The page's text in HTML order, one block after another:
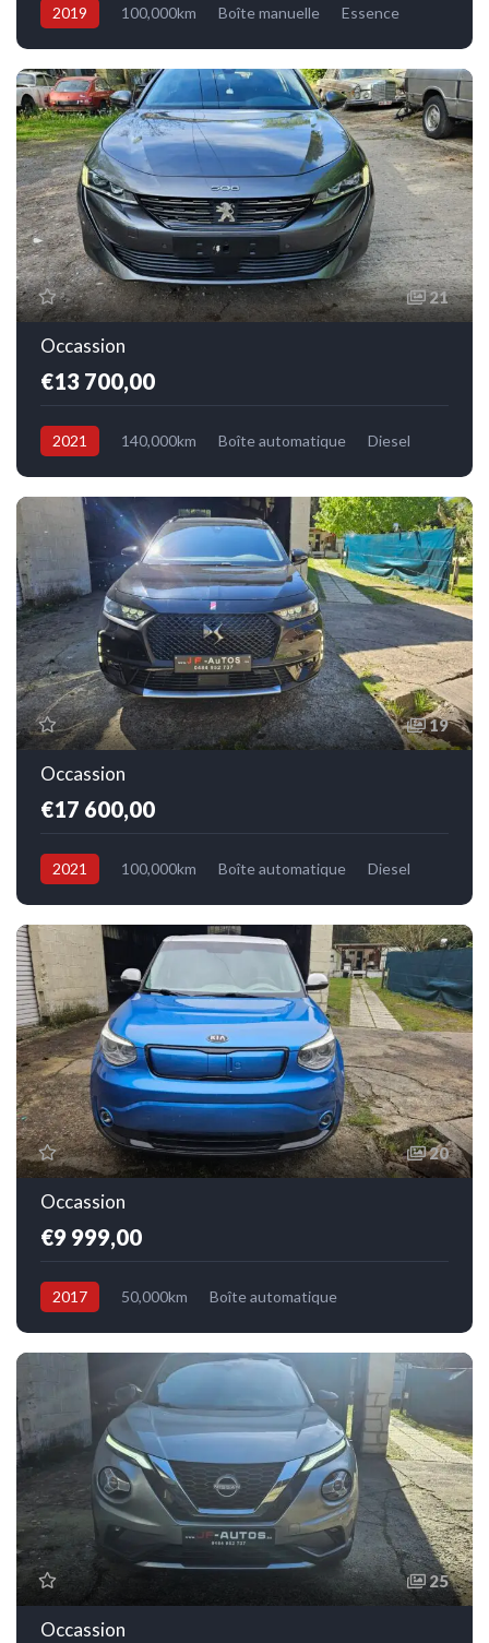
2019 100,000km Boîte manuelle
Essence
21
Occassion
€13 700,00
2021 140,000km Boîte automatique
Diesel
19
Occassion
€17 600,00
2021 100,000km Boîte automatique
Diesel
20
Occassion
€9 999,00
2017 50,000km
Boîte automatique
25
Occassion